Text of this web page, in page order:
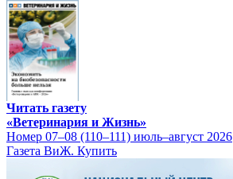
Читать газету
«Ветеринария и Жизнь»
Номер 07–08 (110–111) июль–август 2026
Газета ВиЖ. Купить